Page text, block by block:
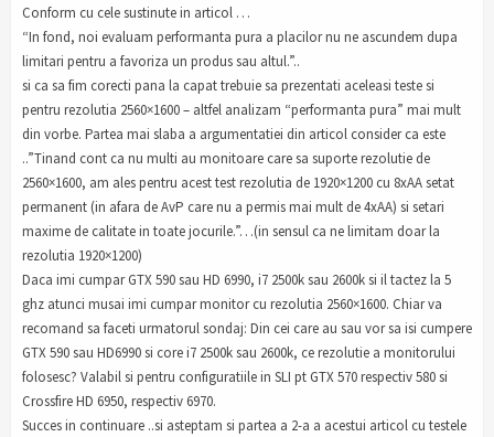
Conform cu cele sustinute in articol …
“In fond, noi evaluam performanta pura a placilor nu ne ascundem dupa
limitari pentru a favoriza un produs sau altul.”..
si ca sa fim corecti pana la capat trebuie sa prezentati aceleasi teste si
pentru rezolutia 2560×1600 – altfel analizam “performanta pura” mai mult
din vorbe. Partea mai slaba a argumentatiei din articol consider ca este
..”Tinand cont ca nu multi au monitoare care sa suporte rezolutie de
2560×1600, am ales pentru acest test rezolutia de 1920×1200 cu 8xAA setat
permanent (in afara de AvP care nu a permis mai mult de 4xAA) si setari
maxime de calitate in toate jocurile.”…(in sensul ca ne limitam doar la
rezolutia 1920×1200)
Daca imi cumpar GTX 590 sau HD 6990, i7 2500k sau 2600k si il tactez la 5
ghz atunci musai imi cumpar monitor cu rezolutia 2560×1600. Chiar va
recomand sa faceti urmatorul sondaj: Din cei care au sau vor sa isi cumpere
GTX 590 sau HD6990 si core i7 2500k sau 2600k, ce rezolutie a monitorului
folosesc? Valabil si pentru configuratiile in SLI pt GTX 570 respectiv 580 si
Crossfire HD 6950, respectiv 6970.
Succes in continuare ..si asteptam si partea a 2-a a acestui articol cu testele